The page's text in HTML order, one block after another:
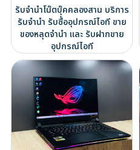
รับจำนำโน๊ตบุ๊คคลองสาน บริการ
รับจำนำ รับซื้ออุปกรณ์ไอที ขาย
ของหลุดจำนำ และ รับฝากขาย
อุปกรณ์ไอที